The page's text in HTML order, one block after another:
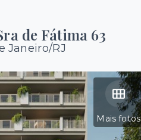
de Fátima 63
Janeiro/RJ
Mais fotos